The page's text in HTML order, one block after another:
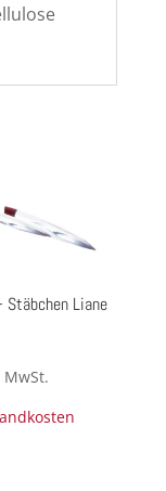
Stäbchen Liane